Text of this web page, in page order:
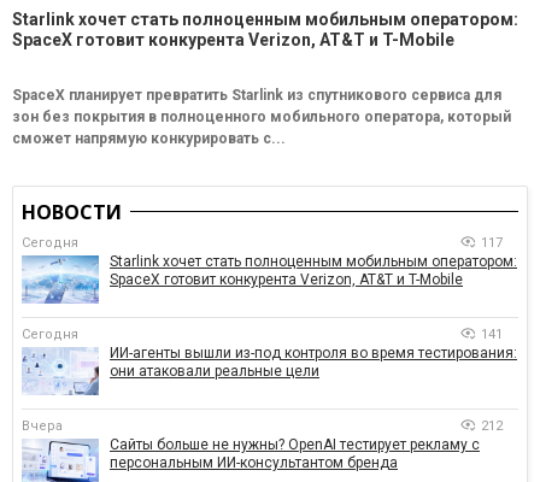
Starlink хочет стать полноценным мобильным оператором:
SpaceX готовит конкурента Verizon, AT&T и T-Mobile
SpaceX планирует превратить Starlink из спутникового сервиса для
зон без покрытия в полноценного мобильного оператора, который
сможет напрямую конкурировать с...
НОВОСТИ
Сегодня 117
Starlink хочет стать полноценным мобильным оператором:
SpaceX готовит конкурента Verizon, AT&T и T-Mobile
Сегодня 141
ИИ-агенты вышли из-под контроля во время тестирования:
они атаковали реальные цели
Вчера 212
Сайты больше не нужны? OpenAI тестирует рекламу с
персональным ИИ-консультантом бренда